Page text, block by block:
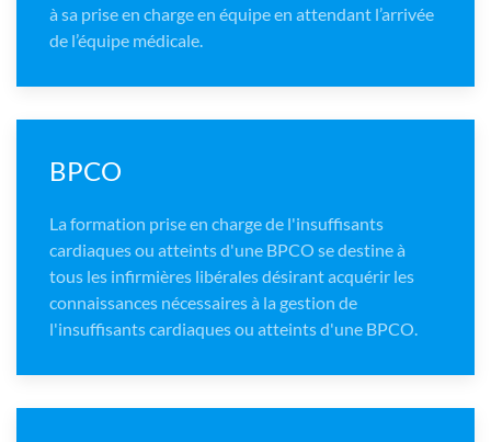
à sa prise en charge en équipe en attendant l’arrivée
de l’équipe médicale.
BPCO
La formation prise en charge de l'insuffisants
cardiaques ou atteints d'une BPCO se destine à
tous les infirmières libérales désirant acquérir les
connaissances nécessaires à la gestion de
l'insuffisants cardiaques ou atteints d'une BPCO.